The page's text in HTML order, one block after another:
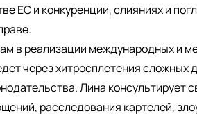
ЕС и конкуренции, слияниях и
в реализации международных и
через хитросплетения сложных
Лина консультирует
расследования картелей,